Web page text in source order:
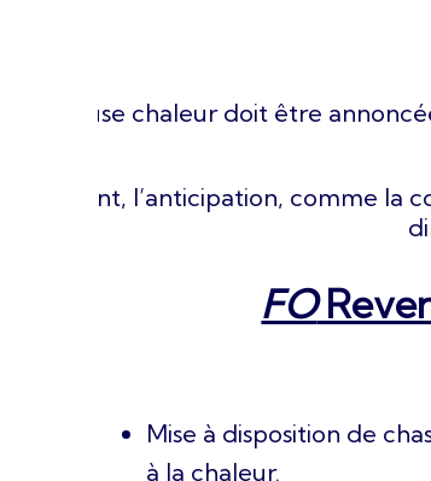
La pause chaleur doit être
Visiblement, l’anticipation, comme
FO
Mise à disposition de
à la chaleur.